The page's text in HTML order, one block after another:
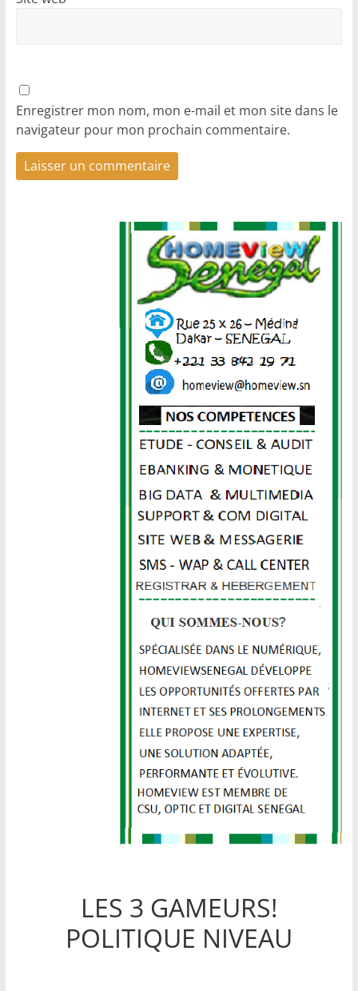
Enregistrer mon nom, mon e-mail et mon site dans le
navigateur pour mon prochain commentaire.
LES 3 GAMEURS!
POLITIQUE NIVEAU